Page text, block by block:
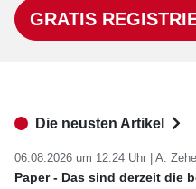
GRATIS
Die neusten Artikel
06.08.2026 um 12:24 Uhr | A.
Paper - Das sind derzeit die